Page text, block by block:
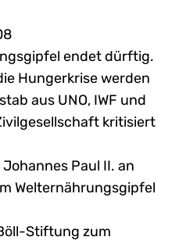
endet dürftig.
Hungerkrise werden
aus UNO, IWF und
kritisiert
Paul II. an
Welternährungsgipfel
Stiftung zum